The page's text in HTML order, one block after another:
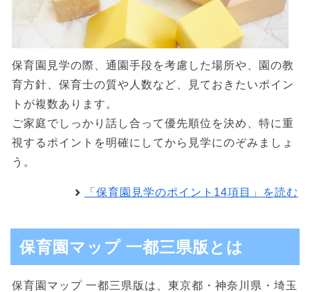
保育園見学の際、通園手段を考慮した場所や、園の教
育方針、保育士の質や人数など、見ておきたいポイン
トが複数あります。
ご家庭でしっかり話し合って優先順位を決め、特に重
視するポイントを明確にしてから見学にのぞみましょ
う。
「保育園見学のポイント14項目」を読む
保育園マップ 一都三県版とは
保育園マップ 一都三県版は、東京都・神奈川県・埼玉